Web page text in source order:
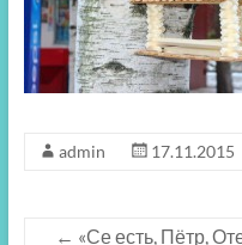
admin 17.11.2015
← «Се есть, Пётр,